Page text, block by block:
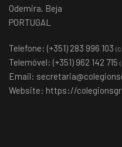
Odemira, Beja
PORTUGAL
Telefone: (+351) 283 996 103
Telemóvel: (+351) 962 142 715
Email:
Website: https://